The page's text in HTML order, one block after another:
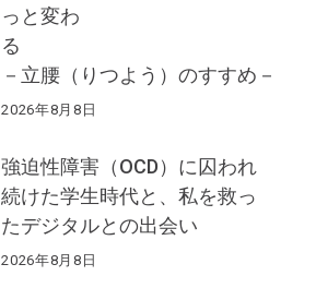
っと変わ
る
－立腰（りつよう）のすすめ－
2026年8月8日
強迫性障害（OCD）に囚われ
続けた学生時代と、私を救っ
たデジタルとの出会い
2026年8月8日